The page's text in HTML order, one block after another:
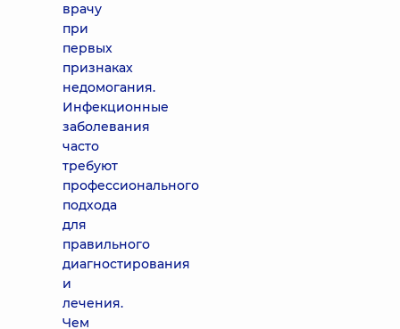
врачу
при
первых
признаках
недомогания.
Инфекционные
заболевания
часто
требуют
профессионального
подхода
для
правильного
диагностирования
и
лечения.
Чем